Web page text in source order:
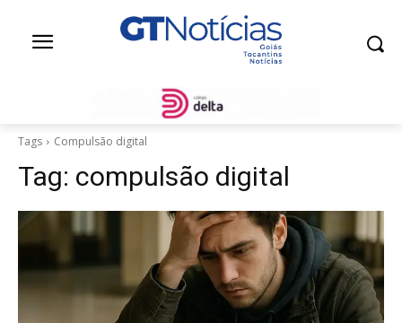
Tags Compulsão digital
Tag: compulsão digital